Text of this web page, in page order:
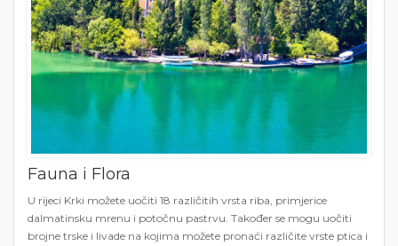
Fauna i Flora
U rijeci Krki možete uočiti 18 različitih vrsta riba, primjerice
dalmatinsku mrenu i potočnu pastrvu. Također se mogu uočiti
brojne trske i livade na kojima možete pronaći različite vrste ptica i